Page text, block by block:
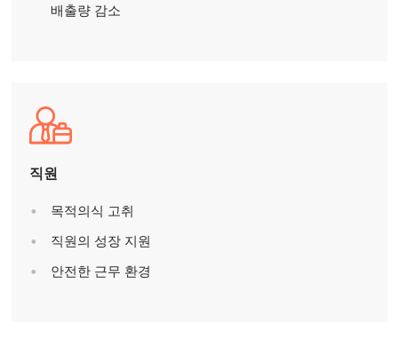
Mowi China
Europe
Mowi Belgium (NL)
Mowi Czechia (CZ)
배출량 감소
직원
목적의식 고취
직원의 성장 지원
안전한 근무 환경